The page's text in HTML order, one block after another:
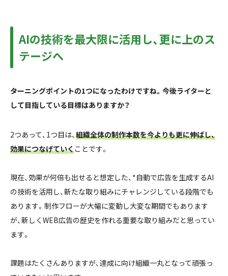
AIの技術を最大限に活用し、更に上のス
テージへ
――ターニングポイントの1つになったわけですね。今後ライターと
して目指している目標はありますか？
2つあって、1つ目は、 組織全体の制作本数を今よりも更に伸ばし、
効果につなげていくことです。
現在、効果が何倍も出せると想定した、*自動で広告を生成するAI
の技術を活用し、新たな取り組みにチャレンジしている段階でも
あります。制作フローが大幅に変動し大変な期間でもあります
が、新しくWEB広告の歴史を作れる重要な取り組みだと思ってい
ます。
課題はたくさんありますが、達成に向け組織一丸となって頑張っ